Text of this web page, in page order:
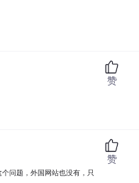
赞
问题，外国网站也没有，只
赞